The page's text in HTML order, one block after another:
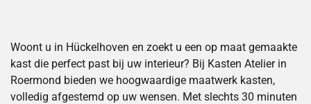
Woont u in Hückelhoven en zoekt u een op maat gemaakte
kast die perfect past bij uw interieur? Bij Kasten Atelier in
Roermond bieden we hoogwaardige maatwerk kasten,
volledig afgestemd op uw wensen. Met slechts 30 minuten